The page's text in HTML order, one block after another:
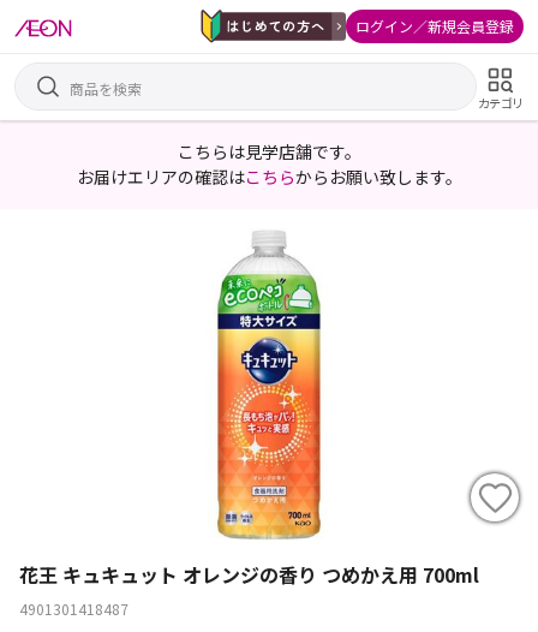
ログイン／新規会員登録
カテゴリ
こちらは見学店舗です。
お届けエリアの確認はこちらからお願い致します。
花王 キュキュット オレンジの香り つめかえ用 700ml
4901301418487